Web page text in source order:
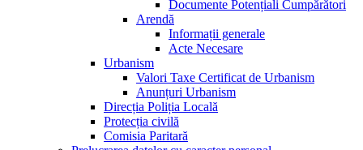
Documente Potențiali Cumpărători
Arendă
Informații generale
Acte Necesare
Urbanism
Valori Taxe Certificat de Urbanism
Anunțuri Urbanism
Direcția Poliția Locală
Protecția civilă
Comisia Paritară